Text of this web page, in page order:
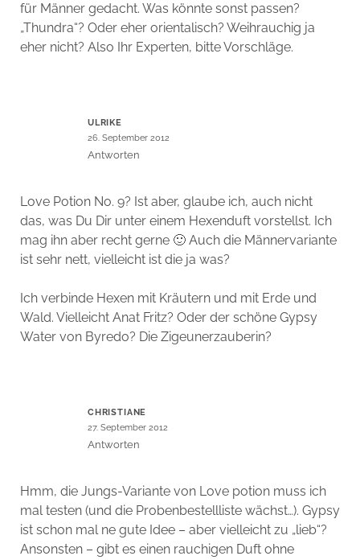
für Männer gedacht. Was könnte sonst passen?
„Thundra“? Oder eher orientalisch? Weihrauchig ja
eher nicht? Also Ihr Experten, bitte Vorschläge.
ULRIKE
26. September 2012
Antworten
Love Potion No. 9? Ist aber, glaube ich, auch nicht
das, was Du Dir unter einem Hexenduft vorstellst. Ich
mag ihn aber recht gerne 🙂 Auch die Männervariante
ist sehr nett, vielleicht ist die ja was?
Ich verbinde Hexen mit Kräutern und mit Erde und
Wald. Vielleicht Anat Fritz? Oder der schöne Gypsy
Water von Byredo? Die Zigeunerzauberin?
CHRISTIANE
27. September 2012
Antworten
Hmm, die Jungs-Variante von Love potion muss ich
mal testen (und die Probenbestellliste wächst…). Gypsy
ist schon mal ne gute Idee – aber vielleicht zu „lieb“?
Ansonsten – gibt es einen rauchigen Duft ohne